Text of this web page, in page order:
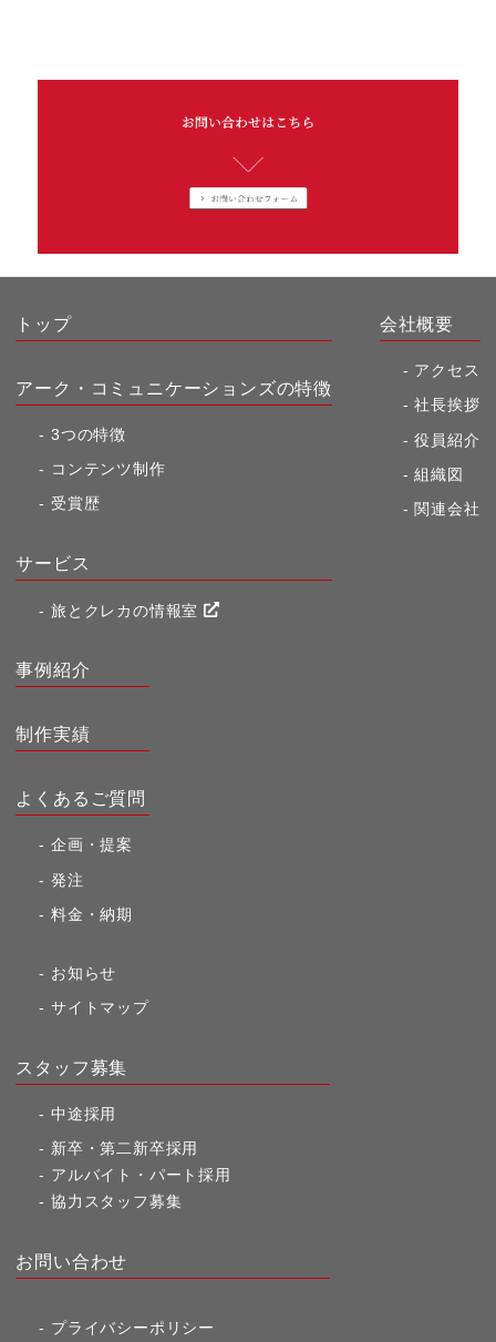
トップ
アーク・コミュニケーションズの特徴
3つの特徴
コンテンツ制作
受賞歴
サービス
旅とクレカの情報室
会社概要
アクセス
社長挨拶
役員紹介
組織図
関連会社
事例紹介
制作実績
よくあるご質問
企画・提案
発注
料金・納期
お知らせ
サイトマップ
スタッフ募集
中途採用
新卒・第二新卒採用
アルバイト・パート採用
協力スタッフ募集
お問い合わせ
プライバシーポリシー